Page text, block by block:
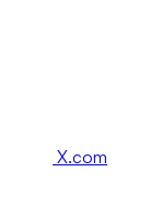
X.com